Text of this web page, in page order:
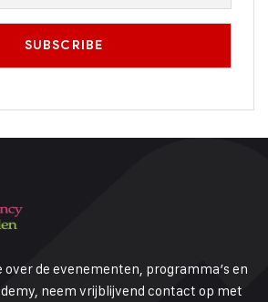
de evenementen, programma’s en
neem vrijblijvend contact op met